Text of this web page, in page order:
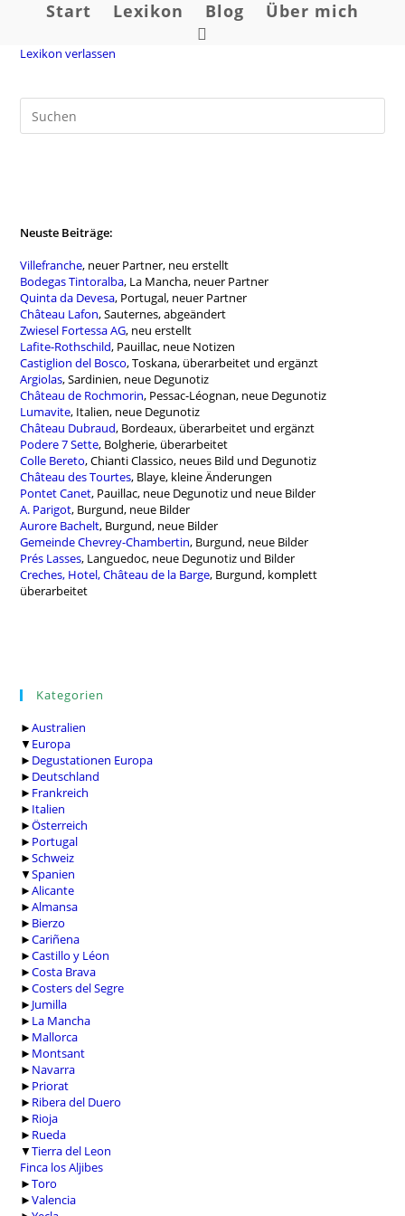
Start Lexikon Blog Über mich
Website-
Lexikon verlassen
Neuste Beiträge:
Villefranche, neuer Partner, neu erstellt
Bodegas Tintoralba, La Mancha, neuer Partner
Quinta da Devesa, Portugal, neuer Partner
Château Lafon, Sauternes, abgeändert
Zwiesel Fortessa AG, neu erstellt
Lafite-Rothschild, Pauillac, neue Notizen
Castiglion del Bosco, Toskana, überarbeitet und ergänzt
Argiolas, Sardinien, neue Degunotiz
Château de Rochmorin, Pessac-Léognan, neue Degunotiz
Lumavite, Italien, neue Degunotiz
Château Dubraud, Bordeaux, überarbeitet und ergänzt
Podere 7 Sette, Bolgherie, überarbeitet
Colle Bereto, Chianti Classico, neues Bild und Degunotiz
Château des Tourtes, Blaye, kleine Änderungen
Pontet Canet, Pauillac, neue Degunotiz und neue Bilder
A. Parigot, Burgund, neue Bilder
Aurore Bachelt, Burgund, neue Bilder
Gemeinde Chevrey-Chambertin, Burgund, neue Bilder
Prés Lasses, Languedoc, neue Degunotiz und Bilder
Creches, Hotel, Château de la Barge, Burgund, komplett
überarbeitet
Kategorien
►Australien
▼ Europa
► Degustationen Europa
► Deutschland
► Frankreich
► Italien
►Österreich
► Portugal
►Schweiz
▼Spanien
►Alicante
►Almansa
► Bierzo
►Cariñena
►Castillo y Léon
►Costa Brava
►Costers del Segre
► Jumilla
► La Mancha
► Mallorca
► Montsant
► Navarra
► Priorat
► Ribera del Duero
► Rioja
► Rueda
▼Tierra del Leon
Finca los Aljibes
►Toro
►Valencia